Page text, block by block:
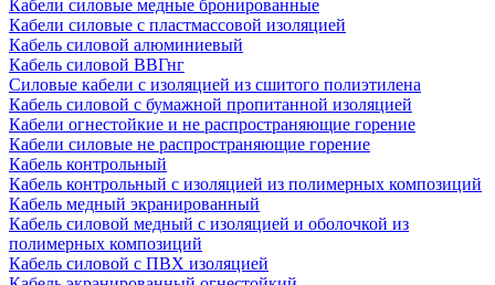
Кабели силовые медные бронированные
Кабели силовые с пластмассовой изоляцией
Кабель силовой алюминиевый
Кабель силовой ВВГнг
Силовые кабели с изоляцией из сшитого полиэтилена
Кабель силовой с бумажной пропитанной изоляцией
Кабели огнестойкие и не распространяющие горение
Кабели силовые не распространяющие горение
Кабель контрольный
Кабель контрольный с изоляцией из полимерных композиций
Кабель медный экранированный
Кабель силовой медный с изоляцией и оболочкой из
полимерных композиций
Кабель силовой с ПВХ изоляцией